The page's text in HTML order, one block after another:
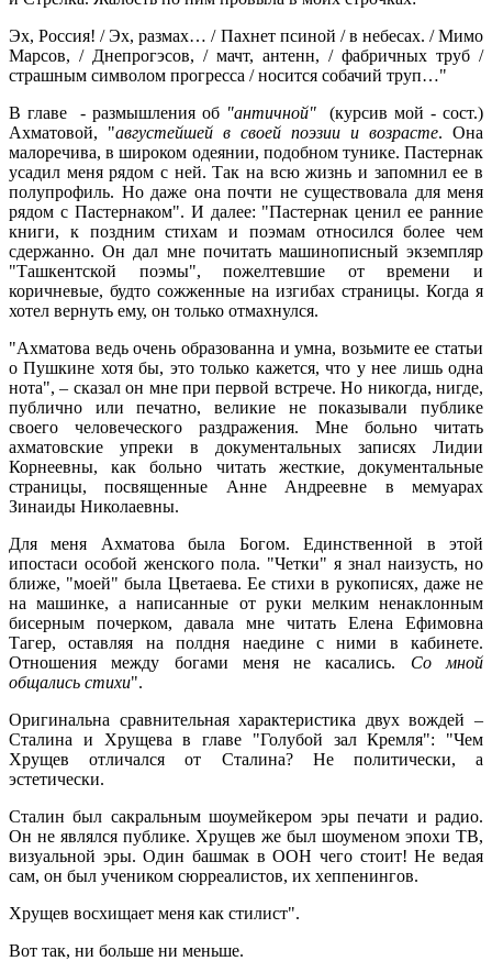
Эх, Россия! / Эх, размах… / Пахнет псиной / в небесах. / Мимо
Марсов, / Днепрогэсов, / мачт, антенн, / фабричных труб /
страшным символом прогресса / носится собачий труп…"
В главе - размышления об "античной" (курсив мой - сост.)
Ахматовой, "августейшей в своей поэзии и возрасте. Она
малоречива, в широком одеянии, подобном тунике. Пастернак
усадил меня рядом с ней. Так на всю жизнь и запомнил ее в
полупрофиль. Но даже она почти не существовала для меня
рядом с Пастернаком". И далее: "Пастернак ценил ее ранние
книги, к поздним стихам и поэмам относился более чем
сдержанно. Он дал мне почитать машинописный экземпляр
"Ташкентской поэмы", пожелтевшие от времени и
коричневые, будто сожженные на изгибах страницы. Когда я
хотел вернуть ему, он только отмахнулся.
"Ахматова ведь очень образованна и умна, возьмите ее статьи
о Пушкине хотя бы, это только кажется, что у нее лишь одна
нота", – сказал он мне при первой встрече. Но никогда, нигде,
публично или печатно, великие не показывали публике
своего человеческого раздражения. Мне больно читать
ахматовские упреки в документальных записях Лидии
Корнеевны, как больно читать жесткие, документальные
страницы, посвященные Анне Андреевне в мемуарах
Зинаиды Николаевны.
Для меня Ахматова была Богом. Единственной в этой
ипостаси особой женского пола. "Четки" я знал наизусть, но
ближе, "моей" была Цветаева. Ее стихи в рукописях, даже не
на машинке, а написанные от руки мелким ненаклонным
бисерным почерком, давала мне читать Елена Ефимовна
Тагер, оставляя на полдня наедине с ними в кабинете.
Отношения между богами меня не касались. Со мной
общались стихи".
Оригинальна сравнительная характеристика двух вождей –
Сталина и Хрущева в главе "Голубой зал Кремля": "Чем
Хрущев отличался от Сталина? Не политически, а
эстетически.
Сталин был сакральным шоумейкером эры печати и радио.
Он не являлся публике. Хрущев же был шоуменом эпохи ТВ,
визуальной эры. Один башмак в ООН чего стоит! Не ведая
сам, он был учеником сюрреалистов, их хеппенингов.
Хрущев восхищает меня как стилист".
Вот так, ни больше ни меньше.